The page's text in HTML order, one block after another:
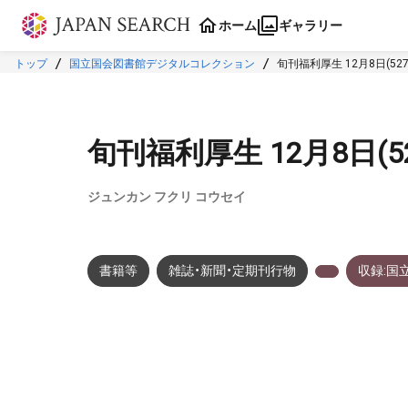
本文に飛ぶ
ホーム ギャラリー
トップ 国立国会図書館デジタルコレクション 旬刊福利厚生 12月8日
旬刊福利厚生 12月8日
ジュンカン フクリ コウセイ
書籍等 雑誌・新聞・定期刊行物 収録:国